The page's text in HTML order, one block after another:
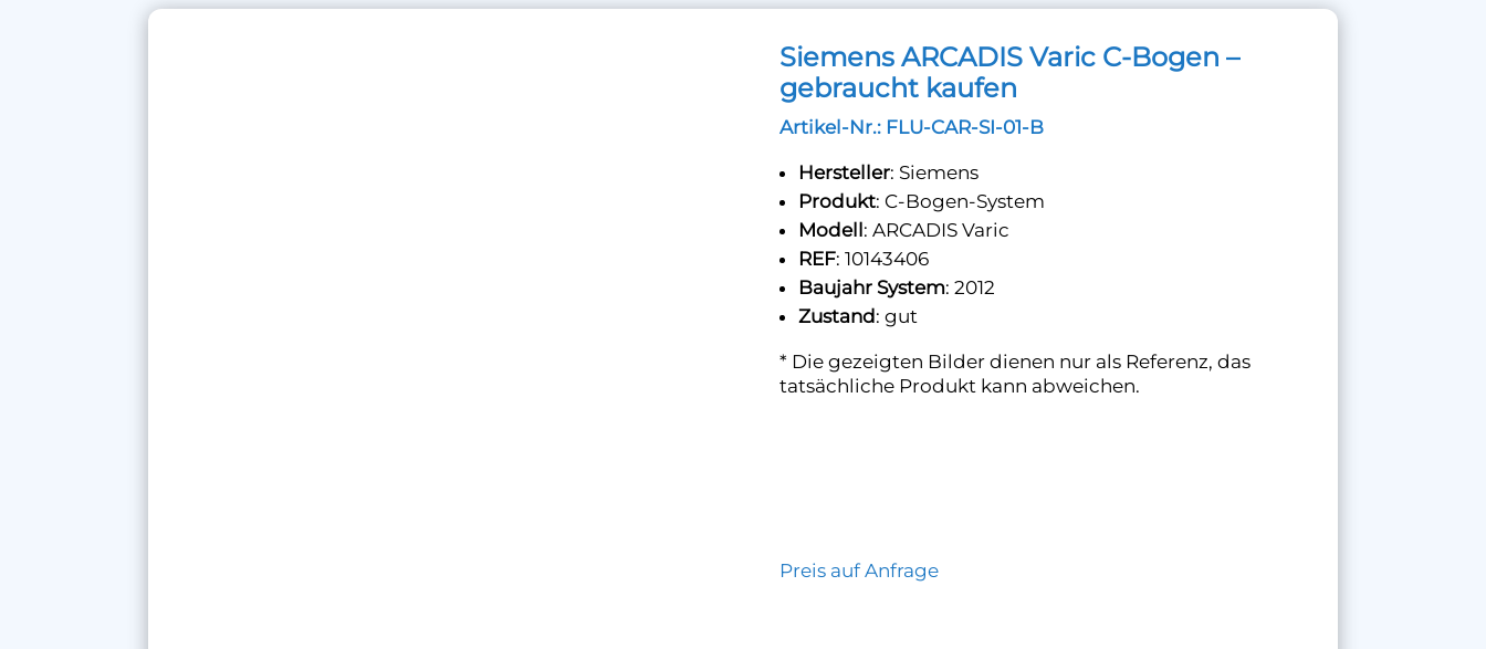
Siemens ARCADIS Varic C-Bogen –
gebraucht kaufen
Artikel-Nr.: FLU-CAR-SI-01-B
Hersteller: Siemens
Produkt: C-Bogen-System
Modell: ARCADIS Varic
REF: 10143406
Baujahr System: 2012
Zustand: gut
* Die gezeigten Bilder dienen nur als Referenz, das
tatsächliche Produkt kann abweichen.
Preis auf Anfrage